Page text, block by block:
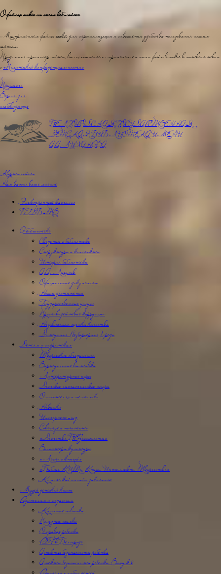
О файлах cookie на этом веб-сайте
Мы применяем файлы cookie для персонализации и повышения удобства пользования нашим
сайтом.
Продолжая просмотр сайта, вы соглашаетесь с применением нами файлов cookie в соответствии
с«Политикой конфиденциальности»
Принять
Версия для
слабовидящих
БЕЛГОРОДСКАЯ ГОСУДАРСТВЕННАЯ
ДЕТСКАЯ БИБЛИОТЕКА ИМЕНИ
А.А.ЛИХАНОВА
Карта сайта
Нам важно ваше мнение
Электронный каталог
БГДБ-ТВ
О библиотеке
Сведения о библиотеке
Структура и контакты
История библиотеки
А.А. Лиханов
Официальные документы
Наши достижения
Государственные услуги
Противодействие коррупции
Независимая оценка качества
Доступная (безбарьерная) среда
Детям и подросткам
Творческие объединения
Виртуальные выставки
Литературные игры
Детское читательское жюри
О писателях и не только
Новинки
Интернет-гид
Советуем почитать
«Детство БЕЗопасности»
Волонтёры культуры
«Лето с книгой»
«БиблиоКИТ: Книга. Интеллект. Творчество»
Космический онлайн диктант
Музей детской книги
Родителям и педагогам
Книжные новинки
Полезные ссылки
О правах ребенка
РДФ в Белгороде
Аспекты безопасности ребёнка
Аспекты безопасности ребенка. Выпуск 2